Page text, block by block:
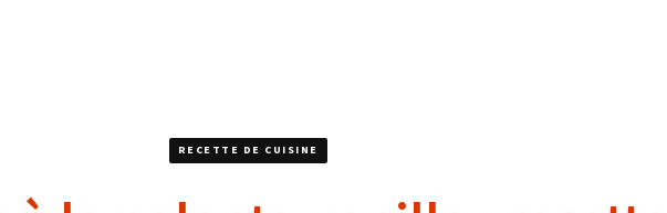
RECETTE DE CUISINE